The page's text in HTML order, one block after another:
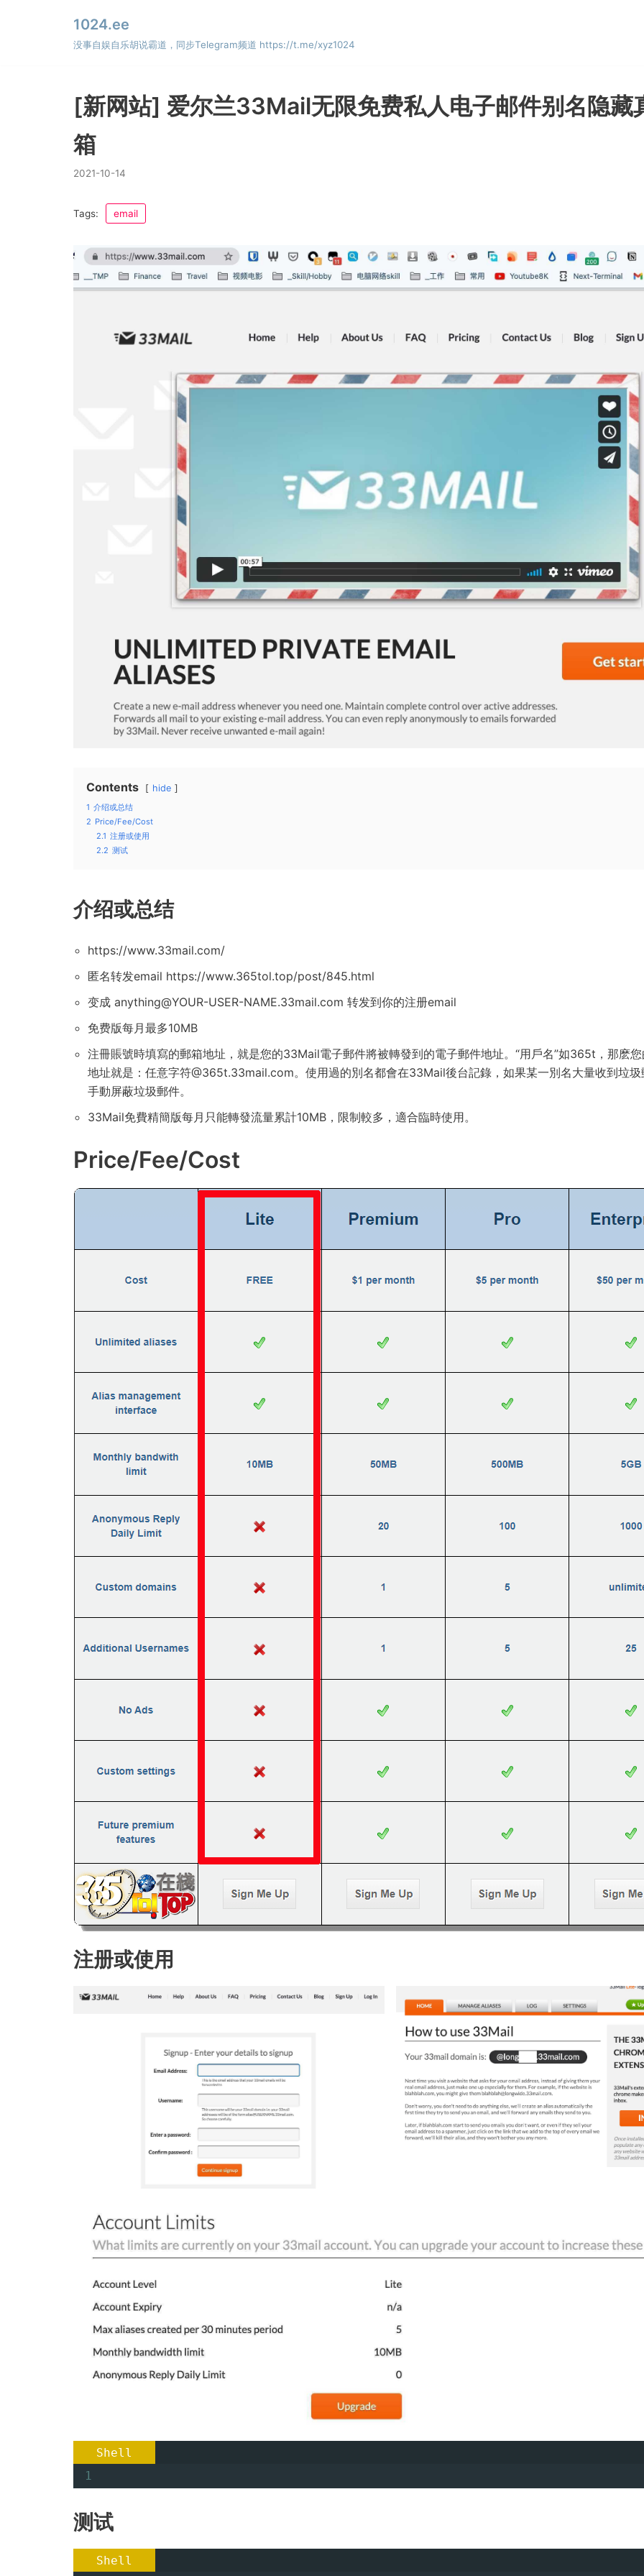
1024.ee
没事自娱自乐胡说霸道，同步Telegram频道 https://t.me/xyz1024
[新网站] 爱尔兰33Mail无限免费私人电子邮件别名隐藏
箱
2021-10-14
Tags: email
Contents hide
1 介绍或总结
2 Price/Fee/Cost
2.1 注册或使用
2.2 测试
介绍或总结
https://www.33mail.com/
匿名转发email https://www.365tol.top/post/845.html
变成 anything@YOUR-USER-NAME.33mail.com 转发到你的注册email
免费版每月最多10MB
注冊賬號時填寫的郵箱地址，就是您的33Mail電子郵件將被轉發到的電子郵件地址。“用戶名”如365t，那麽
地址就是：任意字符@365t.33mail.com。使用過的別名都會在33Mail後台記錄，如果某一別名大量收到垃圾
手動屏蔽垃圾郵件。
33Mail免費精簡版每月只能轉發流量累計10MB，限制較多，適合臨時使用。
Price/Fee/Cost
注册或使用
Shell
1
测试
Shell